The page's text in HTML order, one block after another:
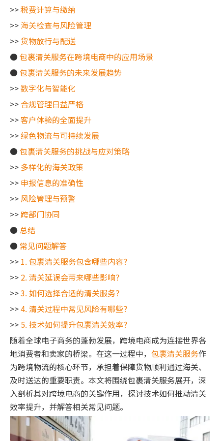
>>税费计算与缴纳
>> 海关检查与风险管理
>>货物放行与配送
●包裹清关服务在跨境电商中的应用场景
●包裹清关服务的未来发展趋势
>>数字化与智能化
>> 合规管理日益严格
>>客户体验的全面提升
>>绿色物流与可持续发展
●包裹清关服务的挑战与应对策略
>> 多样化的海关政策
>> 申报信息的准确性
>> 风险管理与预警
>>跨部门协同
● 总结
● 常见问题解答
>> 1. 包裹清关服务包含哪些内容？
>> 2. 清关延误会带来哪些影响？
>>3. 如何选择合适的清关服务？
>>4. 清关过程中常见风险有哪些？
>> 5. 技术如何提升包裹清关效率？
随着全球电子商务的蓬勃发展，跨境电商成为连接世界各
地消费者和卖家的桥梁。在这一过程中， 包裹清关服务作
为跨境物流的核心环节，承担着保障货物顺利通过海关、
及时送达的重要职责。本文将围绕包裹清关服务展开，深
入剖析其对跨境电商的关键作用，探讨技术如何推动清关
效率提升，并解答相关常见问题。